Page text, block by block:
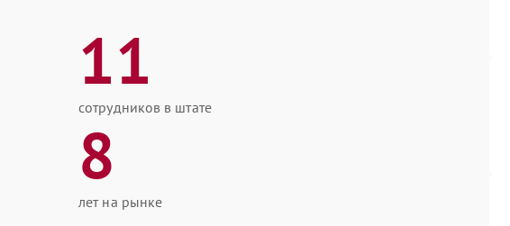
11
сотрудников в штате
8
лет на рынке